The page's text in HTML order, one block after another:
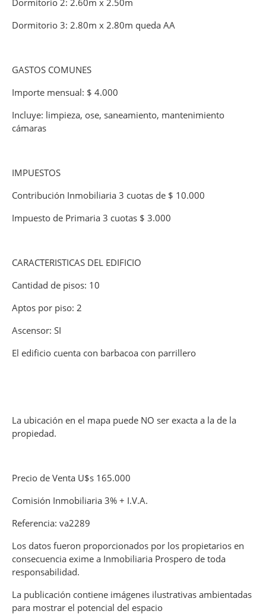
Dormitorio 3: 2.80m x 2.80m queda AA
GASTOS COMUNES
Importe mensual: $ 4.000
Incluye: limpieza, ose, saneamiento, mantenimiento
cámaras
IMPUESTOS
Contribución Inmobiliaria 3 cuotas de $ 10.000
Impuesto de Primaria 3 cuotas $ 3.000
CARACTERISTICAS DEL EDIFICIO
Cantidad de pisos: 10
Aptos por piso: 2
Ascensor: SI
El edificio cuenta con barbacoa con parrillero
La ubicación en el mapa puede NO ser exacta a la de la
propiedad.
Precio de Venta U$s 165.000
Comisión Inmobiliaria 3% + I.V.A.
Referencia: va2289
Los datos fueron proporcionados por los propietarios en
consecuencia exime a Inmobiliaria Prospero de toda
responsabilidad.
La publicación contiene imágenes ilustrativas ambientadas
para mostrar el potencial del espacio